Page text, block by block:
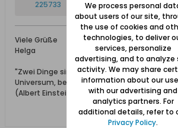
Viele Grüße
Helga
"Zwei Dinge sind unendlich, die
Universum, beim Universum bin ich mir
(Albert Einstein)
We process personal
about users of our site,
the use of cookies and
technologies, to deliver
services, personalize
advertising, and to analyze
activity. We may share
information about our
with our advertising and
analytics partners. For
additional details, refer to
Privacy Policy.